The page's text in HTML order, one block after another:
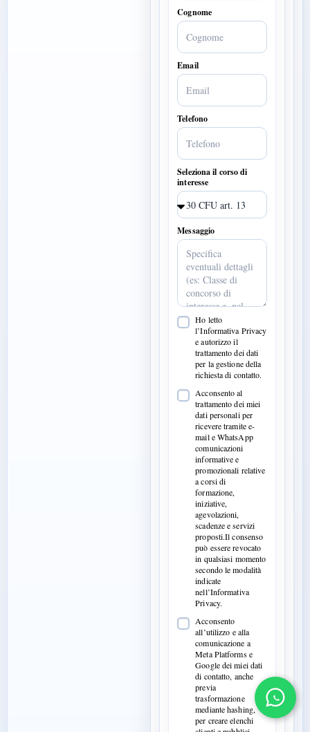
Cognome
Email
Telefono
Seleziona il corso di
interesse
Messaggio
Ho letto
l’Informativa Privacy
e autorizzo il
trattamento dei dati
per la gestione della
richiesta di contatto.
Acconsento al
trattamento dei miei
dati personali per
ricevere tramite e-
mail e WhatsApp
comunicazioni
informative e
promozionali relative
a corsi di
formazione,
iniziative,
agevolazioni,
scadenze e servizi
proposti.Il consenso
può essere revocato
in qualsiasi momento
secondo le modalità
indicate
nell’Informativa
Privacy.
Acconsento
all’utilizzo e alla
comunicazione a
Meta Platforms e
Google dei miei dati
di contatto, anche
previa
trasformazione
mediante hashing,
per creare elenchi